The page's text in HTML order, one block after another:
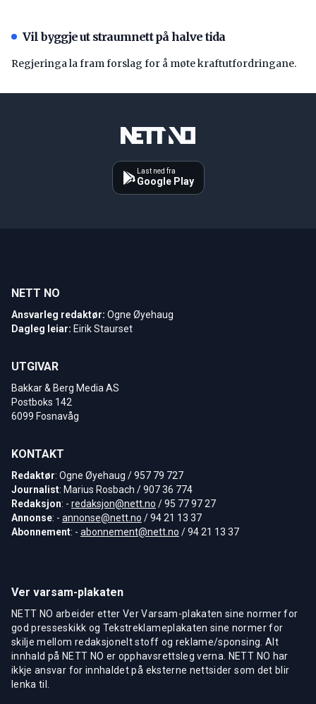
Vil byggje ut straumnett på halve tida
Regjeringa la fram forslag for å møte kraftutfordringane.
Last ned fra
Google Play
NETT NO
Ansvarleg redaktør: Ogne Øyehaug
Dagleg leiar: Eirik Staurset
UTGIVAR
Bakkar & Berg Media AS
Postboks 142
6099 Fosnavåg
KONTAKT
Redaktør: Ogne Øyehaug / 957 79 727
Journalist: Marius Rosbach / 907 36 774
Redaksjon: - redaksjon@nett.no / 95 77 97 27
Annonse: - annonse@nett.no / 94 21 13 37
Abonnement: - abonnement@nett.no / 94 21 13 37
Ver varsam-plakaten
NETT NO arbeider etter Ver Varsam-plakaten sine normer for
god presseskikk og Tekstreklameplakaten sine normer for
skilje mellom redaksjonelt stoff og reklame/sponsing. Alt
innhald på NETT NO er opphavsrettsleg verna. NETT NO har
ikkje ansvar for innhaldet på eksterne nettsider som det blir
lenka til.